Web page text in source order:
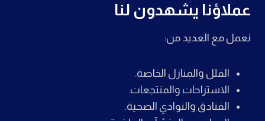
عملاؤنا يشهدون لنا
نعمل مع العديد من:
الفلل والمنازل الخاصة.
الاستراحات والمنتجعات.
الفنادق والنوادي الصحية.